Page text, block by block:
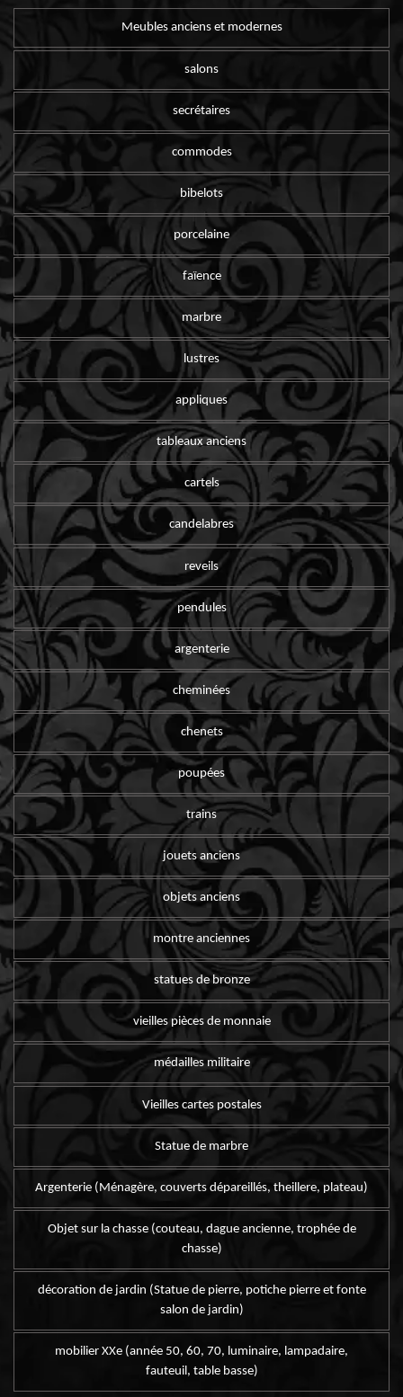
Meubles anciens et modernes
salons
secrétaires
commodes
bibelots
porcelaine
faïence
marbre
lustres
appliques
tableaux anciens
cartels
candelabres
reveils
pendules
argenterie
cheminées
chenets
poupées
trains
jouets anciens
objets anciens
montre anciennes
statues de bronze
vieilles pièces de monnaie
médailles militaire
Vieilles cartes postales
Statue de marbre
Argenterie (Ménagère, couverts dépareillés, theillere, plateau)
Objet sur la chasse (couteau, dague ancienne, trophée de
chasse)
décoration de jardin (Statue de pierre, potiche pierre et fonte
salon de jardin)
mobilier XXe (année 50, 60, 70, luminaire, lampadaire,
fauteuil, table basse)